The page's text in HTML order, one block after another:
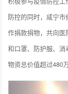
防控的同时，咸宁
作捐款捐物，共向
和口罩、防护服、
物资总价值超过480万